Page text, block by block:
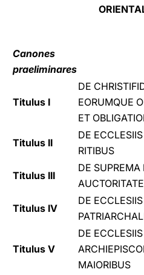
Canones
praeliminares
Titulus I
DE
EORUMQUE
ET
Titulus II
DE
RITIBUS
Titulus III
DE SUPREMA
AUCTORITATE
Titulus IV
DE ECCLESIIS
Titulus V
DE ECCLESIIS
MAIORIBUS